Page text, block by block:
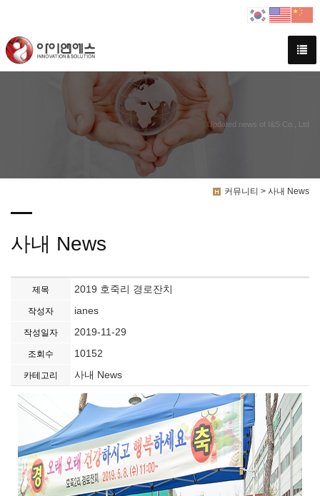
Updated news of I&S Co., Ltd
커뮤니티 > 사내 News
사내 News
제목 2019 호죽리 경로잔치
작성자 ianes
작성일자 2019-11-29
조회수 10152
카테고리 사내 News